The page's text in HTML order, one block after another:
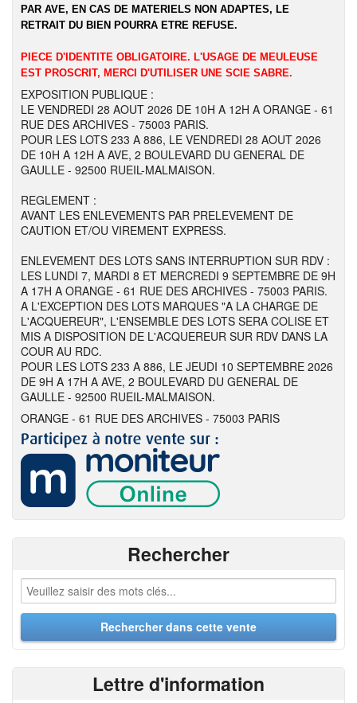
PAR AVE, EN CAS DE MATERIELS NON ADAPTES, LE
RETRAIT DU BIEN POURRA ETRE REFUSE.
PIECE D'IDENTITE OBLIGATOIRE. L'USAGE DE MEULEUSE
EST PROSCRIT, MERCI D'UTILISER UNE SCIE SABRE.
EXPOSITION PUBLIQUE :
LE VENDREDI 28 AOUT 2026 DE 10H A 12H A ORANGE - 61
RUE DES ARCHIVES - 75003 PARIS.
POUR LES LOTS 233 A 886, LE VENDREDI 28 AOUT 2026
DE 10H A 12H A AVE, 2 BOULEVARD DU GENERAL DE
GAULLE - 92500 RUEIL-MALMAISON.
REGLEMENT :
AVANT LES ENLEVEMENTS PAR PRELEVEMENT DE
CAUTION ET/OU VIREMENT EXPRESS.
ENLEVEMENT DES LOTS SANS INTERRUPTION SUR RDV :
LES LUNDI 7, MARDI 8 ET MERCREDI 9 SEPTEMBRE DE 9H
A 17H A ORANGE - 61 RUE DES ARCHIVES - 75003 PARIS.
A L'EXCEPTION DES LOTS MARQUES "A LA CHARGE DE
L'ACQUEREUR", L'ENSEMBLE DES LOTS SERA COLISE ET
MIS A DISPOSITION DE L'ACQUEREUR SUR RDV DANS LA
COUR AU RDC.
POUR LES LOTS 233 A 886, LE JEUDI 10 SEPTEMBRE 2026
DE 9H A 17H A AVE, 2 BOULEVARD DU GENERAL DE
GAULLE - 92500 RUEIL-MALMAISON.
ORANGE - 61 RUE DES ARCHIVES - 75003 PARIS
Rechercher
Lettre d'information